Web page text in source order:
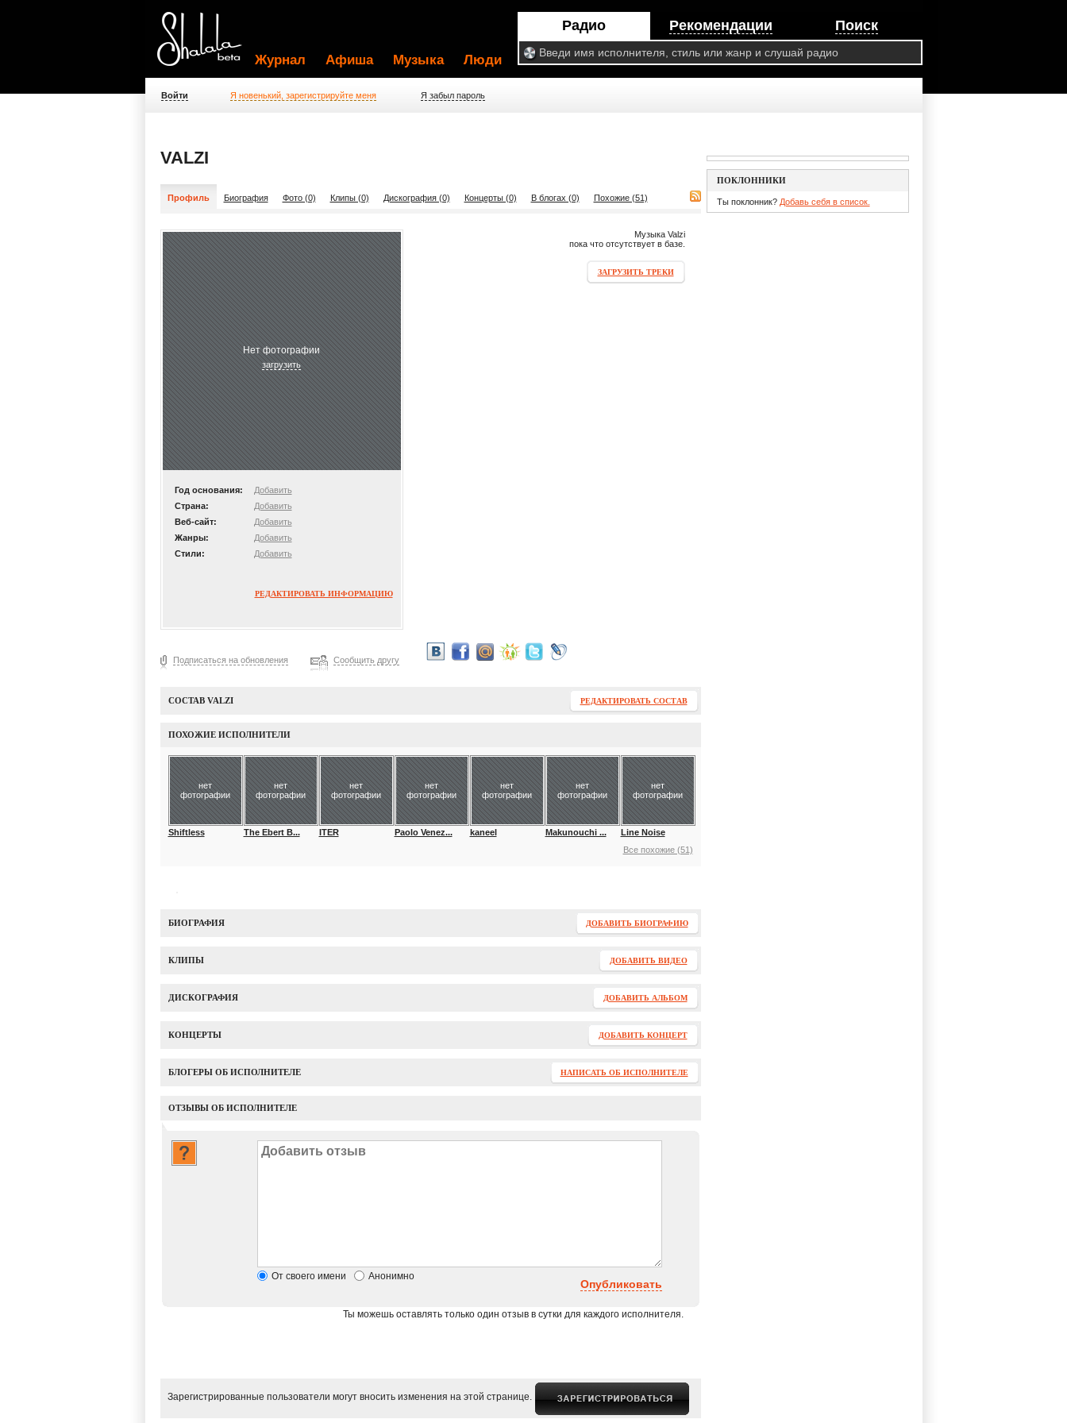
Радио Рекомендации Поиск
Журнал Афиша Музыка Люди
Войти Я новенький, зарегистрируйте меня Я забыл пароль
VALZI
Профиль Биография Фото (0) Клипы (0) Дискография (0) Концерты (0) В блогах (0) Похожие (51)
Нет фотографии
загрузить
Год основания:
Добавить
Страна:
Добавить
Веб-сайт:
Добавить
Жанры:
Добавить
Стили:
Добавить
РЕДАКТИРОВАТЬ ИНФОРМАЦИЮ
Музыка Valzi
пока что отсутствует в базе.
ЗАГРУЗИТЬ ТРЕКИ
Подписаться на обновления Сообщить другу
СОСТАВ VALZI РЕДАКТИРОВАТЬ СОСТАВ
ПОХОЖИЕ ИСПОЛНИТЕЛИ
нет
фотографии
Shiftless
нет
фотографии
The Ebert B...
нет
фотографии
ITER
нет
фотографии
Paolo Venez...
нет
фотографии
kaneel
нет
фотографии
Makunouchi ...
нет
фотографии
Line Noise
Все похожие (51)
БИОГРАФИЯ ДОБАВИТЬ БИОГРАФИЮ
КЛИПЫ ДОБАВИТЬ ВИДЕО
ДИСКОГРАФИЯ ДОБАВИТЬ АЛЬБОМ
КОНЦЕРТЫ ДОБАВИТЬ КОНЦЕРТ
БЛОГЕРЫ ОБ ИСПОЛНИТЕЛЕ НАПИСАТЬ ОБ ИСПОЛНИТЕЛЕ
ОТЗЫВЫ ОБ ИСПОЛНИТЕЛЕ
От своего имени Анонимно
Опубликовать
Ты можешь оставлять только один отзыв в сутки для каждого исполнителя.
Зарегистрированные пользователи могут вносить изменения на этой странице.
ПОКЛОННИКИ
Ты поклонник? Добавь себя в список.